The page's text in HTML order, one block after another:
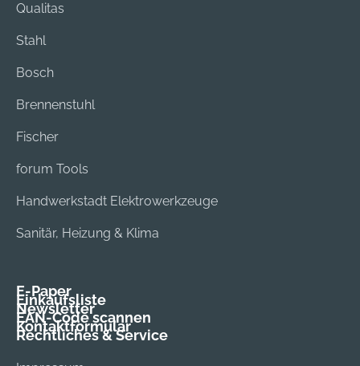
Qualitas
Stahl
Bosch
Brennenstuhl
Fischer
forum Tools
Handwerkstadt Elektrowerkzeuge
Sanitär, Heizung & Klima
E-Paper
Einkaufsliste
Newsletter
EAN-Code scannen
Kontaktformular
Rechtliches & Service